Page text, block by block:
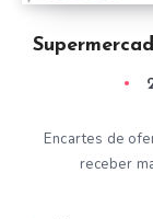
Encartes de
receber